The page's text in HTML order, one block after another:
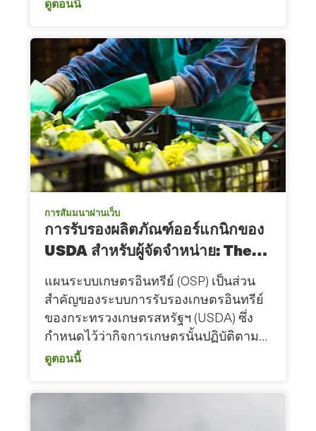
ดูตอนนี้
การสัมมนาผ่านเว็บ
การรับรองผลิตภัณฑ์ออร์แกนิกของ
USDA สำหรับผู้จัดจำหน่าย: The…
แผนระบบเกษตรอินทรีย์ (OSP) เป็นส่วน
สำคัญของระบบการรับรองเกษตรอินทรีย์
ของกระทรวงเกษตรสหรัฐฯ (USDA) ซึ่ง
กำหนดไว้ว่ากิจการเกษตรนั้นปฏิบัติตาม…
ดูตอนนี้